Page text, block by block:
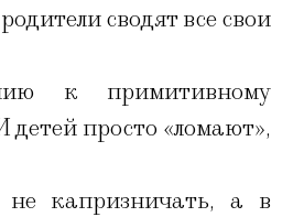
сводят все свои
к примитивному
просто «ломают»,
не капризничать, а в